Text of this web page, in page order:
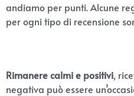
andiamo per punti. Alcune
per ogni tipo di recensione
Rimanere calmi e positivi,
negativa può essere